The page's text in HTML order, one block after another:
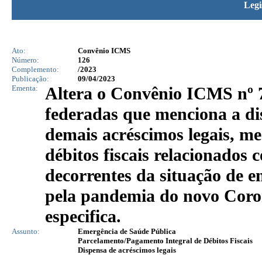
Ato:
Convênio ICMS
Número:
126
Complemento:
/2023
Publicação:
09/04/2023
Ementa:
Altera o Convênio ICMS nº
federadas que menciona a
demais acréscimos legais,
débitos fiscais relacionados
decorrentes da situação de
pela pandemia do novo
especifica.
Assunto:
Emergência de Saúde Pública
Parcelamento/Pagamento Integral de Débitos Fiscais
Dispensa de acréscimos legais